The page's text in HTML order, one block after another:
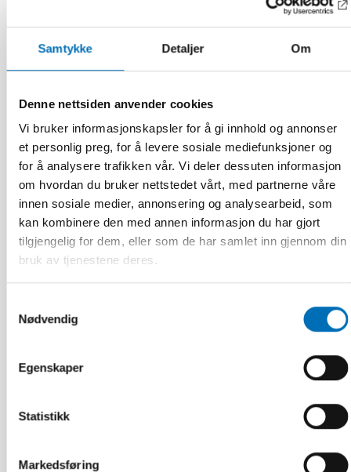
Samtykke Detaljer Om
Denne nettsiden anvender cookies
Vi bruker informasjonskapsler for å gi innhold og annonser
et personlig preg, for å levere sosiale mediefunksjoner og
for å analysere trafikken vår. Vi deler dessuten informasjon
om hvordan du bruker nettstedet vårt, med partnerne våre
innen sosiale medier, annonsering og analysearbeid, som
kan kombinere den med annen informasjon du har gjort
tilgjengelig for dem, eller som de har samlet inn gjennom din
bruk av tjenestene deres.
Nødvendig
Egenskaper
Statistikk
Markedsføring
Jonatan Widmark